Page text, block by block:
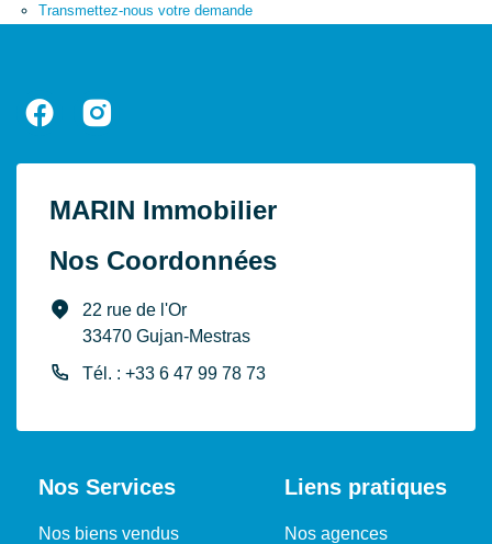
Transmettez-nous votre demande
MARIN Immobilier
Nos Coordonnées
22 rue de l'Or
33470 Gujan-Mestras
Tél. : +33 6 47 99 78 73
Nos Services
Nos biens vendus
Liens pratiques
Nos agences